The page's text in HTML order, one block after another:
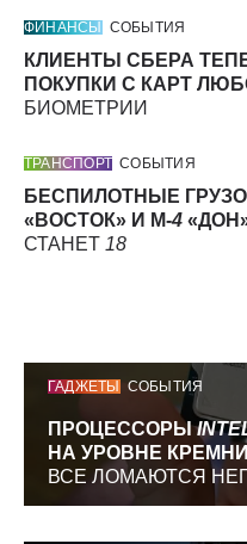
ФИНАНСЫ СОБЫТИЯ
КЛИЕНТЫ СБЕРА
ПОКУПКИ С КАРТ
БИОМЕТРИИ
ТРАНСПОРТ СОБЫТИЯ
БЕСПИЛОТНЫЕ
«ВОСТОК» И М-4
СТАНЕТ 18
ГАДЖЕТЫ СОБЫТИЯ
ПРОЦЕССОРЫ
НА УРОВНЕ
ВСЕ ЛОМАЮТСЯ